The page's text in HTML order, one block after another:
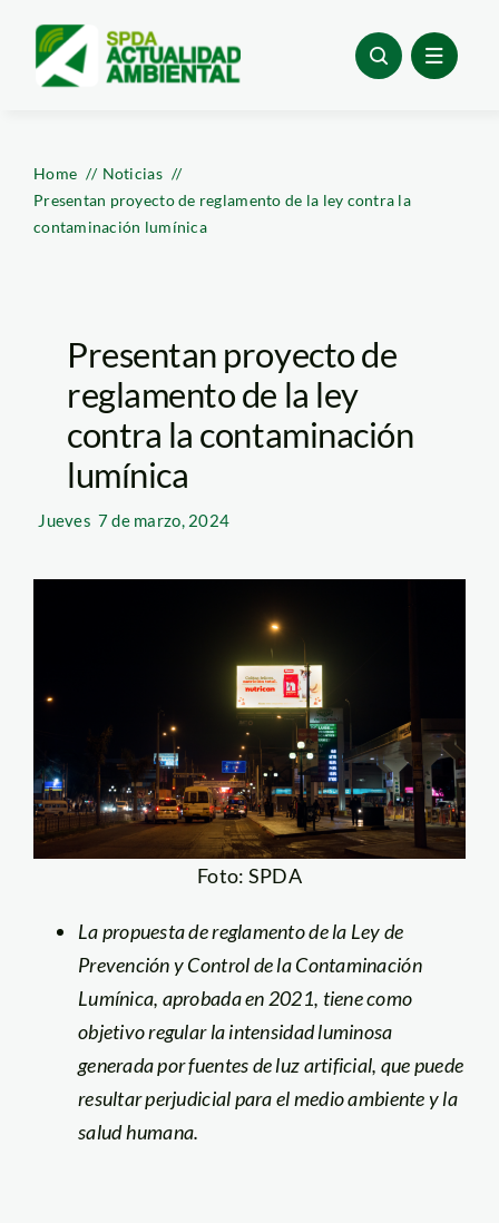
content
Home
Noticias
Presentan proyecto de reglamento de la ley contra la
contaminación lumínica
Presentan proyecto de
reglamento de la ley
contra la contaminación
lumínica
Jueves 7 de marzo, 2024
Foto: SPDA
La propuesta de reglamento de la Ley de
Prevención y Control de la Contaminación
Lumínica, aprobada en 2021, tiene como
objetivo regular la intensidad luminosa
generada por fuentes de luz artificial, que puede
resultar perjudicial para el medio ambiente y la
salud humana.